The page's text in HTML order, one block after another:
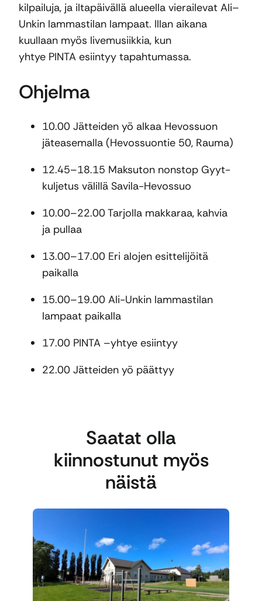
kilpailuja, ja iltapäivällä alueella vierailevat Ali–
Unkin lammastilan lampaat. Illan aikana
kuullaan myös livemusiikkia, kun
yhtye PINTA esiintyy tapahtumassa.
Ohjelma
10.00 Jätteiden yö alkaa Hevossuon
jäteasemalla (Hevossuontie 50, Rauma)
12.45–18.15 Maksuton nonstop Gyyt-
kuljetus välillä Savila-Hevossuo
10.00–22.00 Tarjolla makkaraa, kahvia
ja pullaa
13.00–17.00 Eri alojen esittelijöitä
paikalla
15.00–19.00 Ali-Unkin lammastilan
lampaat paikalla
17.00 PINTA –yhtye esiintyy
22.00 Jätteiden yö päättyy
Saatat olla
kiinnostunut myös
näistä